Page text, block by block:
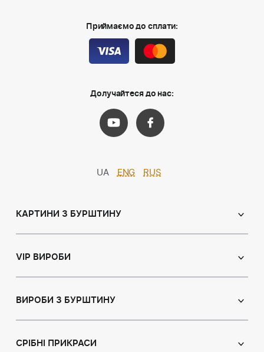
Приймаємо до сплати:
Долучайтеся до нас:
UA ENG RUS
КАРТИНИ З БУРШТИНУ
Іменні ікони
Натюрморт
VIP ВИРОБИ
Ікони з пластин
ВИРОБИ З БУРШТИНУ
Браслети
СРІБНІ ПРИКРАСИ